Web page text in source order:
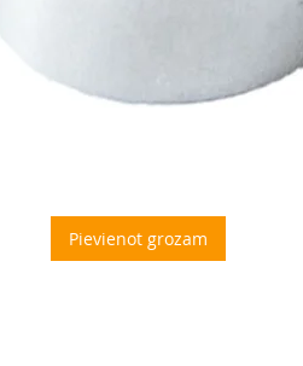
Pievienot grozam